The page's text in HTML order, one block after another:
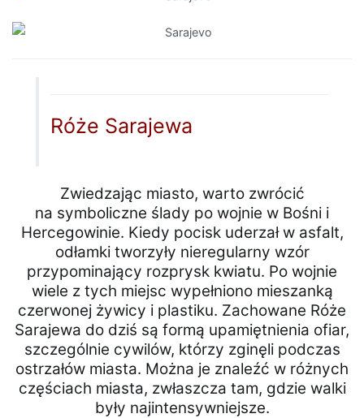
Róże Sarajewa
Zwiedzając miasto, warto zwrócić
na symboliczne ślady po wojnie w Bośni i
Hercegowinie. Kiedy pocisk uderzał w asfalt,
odłamki tworzyły nieregularny wzór
przypominający rozprysk kwiatu. Po wojnie
wiele z tych miejsc wypełniono mieszanką
czerwonej żywicy i plastiku. Zachowane Róże
Sarajewa do dziś są formą upamiętnienia ofiar,
szczególnie cywilów, którzy zginęli podczas
ostrzałów miasta. Można je znaleźć w różnych
częściach miasta, zwłaszcza tam, gdzie walki
były najintensywniejsze.